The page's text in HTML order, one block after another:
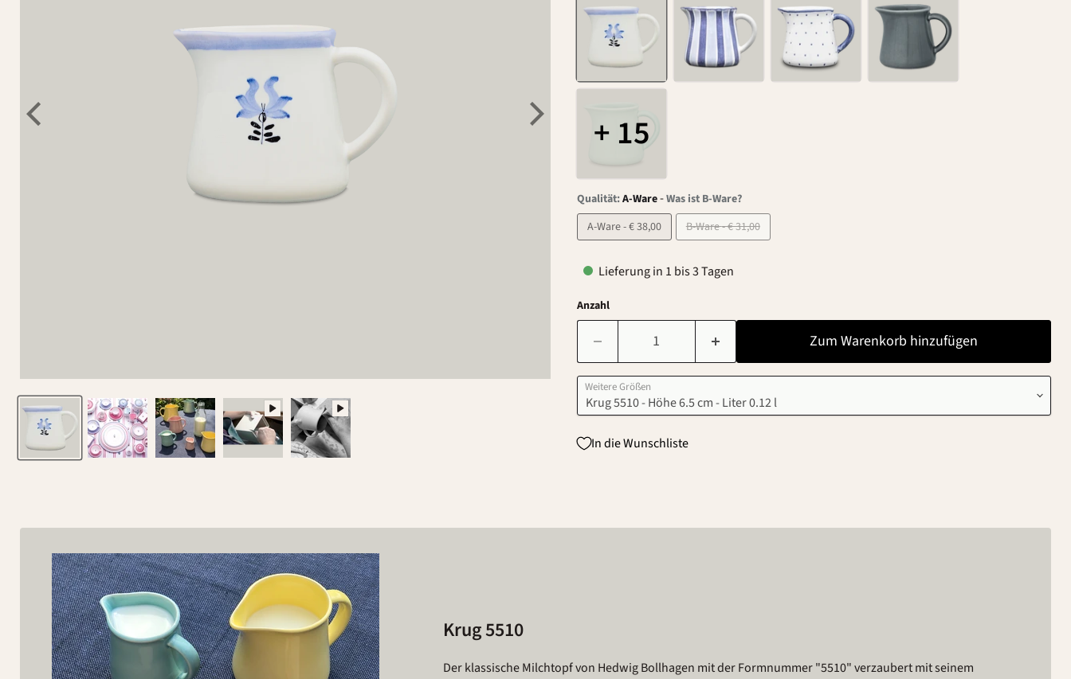
+ 15
Qualität:A-Ware-Was ist B-Ware?
A-Ware - € 38,00
B-Ware - € 31,00
Lieferung in 1 bis 3 Tagen
Anzahl
Zum Warenkorb hinzufügen
Weitere Größen
In die Wunschliste
Krug 5510
Der klassische Milchtopf von Hedwig Bollhagen mit der Formnummer "5510" verzaubert mit seinem